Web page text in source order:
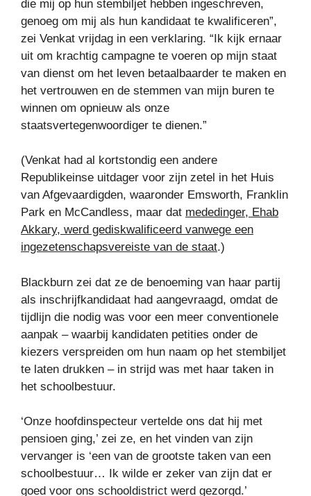
die mij op hun stembiljet hebben ingeschreven,
genoeg om mij als hun kandidaat te kwalificeren”,
zei Venkat vrijdag in een verklaring. “Ik kijk ernaar
uit om krachtig campagne te voeren op mijn staat
van dienst om het leven betaalbaarder te maken en
het vertrouwen en de stemmen van mijn buren te
winnen om opnieuw als onze
staatsvertegenwoordiger te dienen.”
(Venkat had al kortstondig een andere
Republikeinse uitdager voor zijn zetel in het Huis
van Afgevaardigden, waaronder Emsworth, Franklin
Park en McCandless, maar dat mededinger, Ehab
Akkary, werd gediskwalificeerd vanwege een
ingezetenschapsvereiste van de staat.)
Blackburn zei dat ze de benoeming van haar partij
als inschrijfkandidaat had aangevraagd, omdat de
tijdlijn die nodig was voor een meer conventionele
aanpak – waarbij kandidaten petities onder de
kiezers verspreiden om hun naam op het stembiljet
te laten drukken – in strijd was met haar taken in
het schoolbestuur.
‘Onze hoofdinspecteur vertelde ons dat hij met
pensioen ging,’ zei ze, en het vinden van zijn
vervanger is ‘een van de grootste taken van een
schoolbestuur… Ik wilde er zeker van zijn dat er
goed voor ons schooldistrict werd gezorgd.’